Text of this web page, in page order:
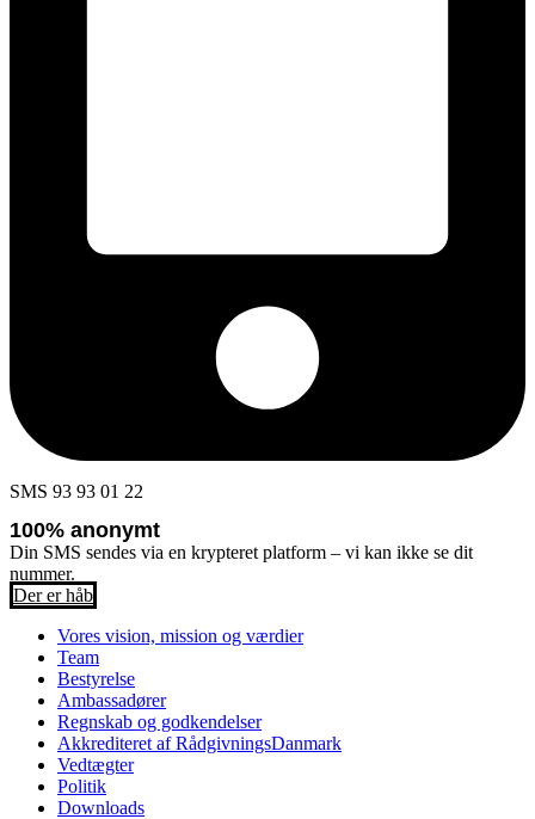
SMS 93 93 01 22
100% anonymt
Din SMS sendes via en krypteret platform – vi kan ikke se dit
nummer.
Der er håb
Vores vision, mission og værdier
Team
Bestyrelse
Ambassadører
Regnskab og godkendelser
Akkrediteret af RådgivningsDanmark
Vedtægter
Politik
Downloads